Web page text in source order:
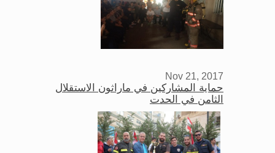
Nov 21, 2017
حماية المشاركين في ماراثون الاستقلال
الثامن في الحدت